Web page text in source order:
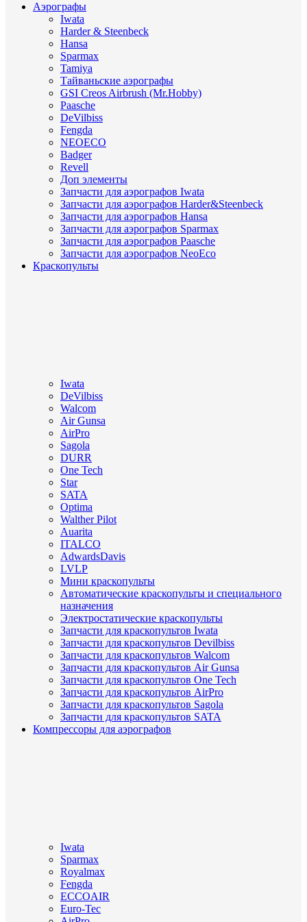
Аэрографы
Iwata
Harder & Steenbeck
Hansa
Sparmax
Tamiya
Тайваньские аэрографы
GSI Creos Airbrush (Mr.Hobby)
Paasche
DeVilbiss
Fengda
NEOECO
Badger
Revell
Доп элементы
Запчасти для аэрографов Iwata
Запчасти для аэрографов Harder&Steenbeck
Запчасти для аэрографов Hansa
Запчасти для аэрографов Sparmax
Запчасти для аэрографов Paasche
Запчасти для аэрографов NeoEco
Краскопульты
Iwata
DeVilbiss
Walcom
Air Gunsa
AirPro
Sagola
DURR
One Tech
Star
SATA
Optima
Walther Pilot
Auarita
ITALCO
AdwardsDavis
LVLP
Мини краскопульты
Автоматические краскопульты и специального
назначения
Электростатические краскопульты
Запчасти для краскопультов Iwata
Запчасти для краскопультов Devilbiss
Запчасти для краскопультов Walcom
Запчасти для краскопультов Air Gunsa
Запчасти для краскопультов One Tech
Запчасти для краскопультов AirPro
Запчасти для краскопультов Sagola
Запчасти для краскопультов SATA
Компрессоры для аэрографов
Iwata
Sparmax
Royalmax
Fengda
ECCOAIR
Euro-Tec